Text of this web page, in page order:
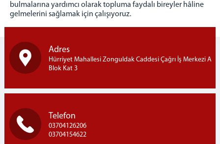
Gönüllü Ol
İLETİŞİM
bulmalarına yardımcı olarak topluma faydalı bireyler hâline
gelmelerini sağlamak için çalışıyoruz.
Adres
Hürriyet Mahallesi Zonguldak Caddesi Çağrı İş Merkezi A
Blok Kat 3
Telefon
03704126206
03704154622